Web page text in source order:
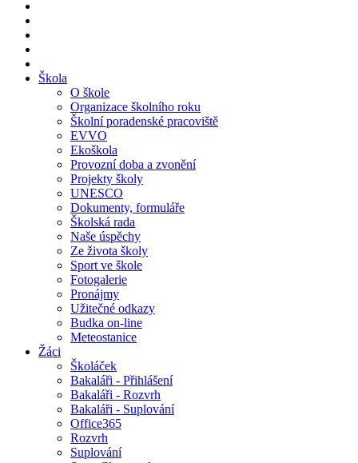
Škola
O škole
Organizace školního roku
Školní poradenské pracoviště
EVVO
Ekoškola
Provozní doba a zvonění
Projekty školy
UNESCO
Dokumenty, formuláře
Školská rada
Naše úspěchy
Ze života školy
Sport ve škole
Fotogalerie
Pronájmy
Užitečné odkazy
Budka on-line
Meteostanice
Žáci
Školáček
Bakaláři - Přihlášení
Bakaláři - Rozvrh
Bakaláři - Suplování
Office365
Rozvrh
Suplování